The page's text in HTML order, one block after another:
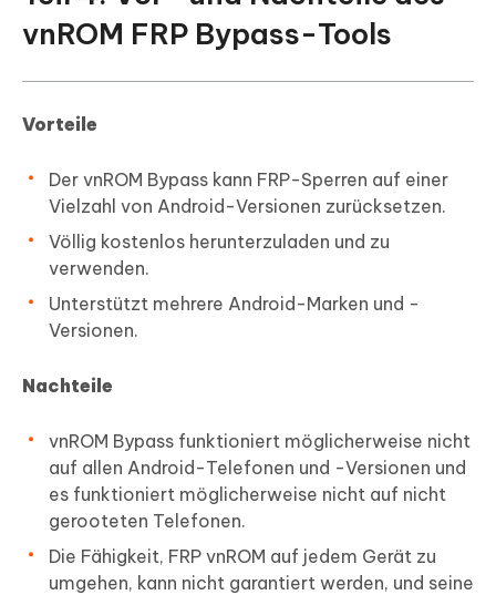
vnROM FRP Bypass-Tools
Vorteile
Der vnROM Bypass kann FRP-Sperren auf einer
Vielzahl von Android-Versionen zurücksetzen.
Völlig kostenlos herunterzuladen und zu
verwenden.
Unterstützt mehrere Android-Marken und -
Versionen.
Nachteile
vnROM Bypass funktioniert möglicherweise nicht
auf allen Android-Telefonen und -Versionen und
es funktioniert möglicherweise nicht auf nicht
gerooteten Telefonen.
Die Fähigkeit, FRP vnROM auf jedem Gerät zu
umgehen, kann nicht garantiert werden, und seine